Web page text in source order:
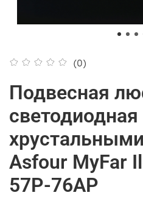
(0)
Подвесная
Asfour MyFar
57P-76AP